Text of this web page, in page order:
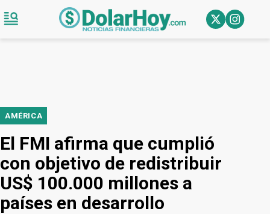
AMÉRICA
El FMI afirma que cumplió
con objetivo de redistribuir
US$ 100.000 millones a
países en desarrollo